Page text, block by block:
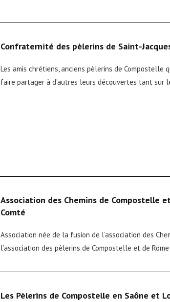
Confraternité des pèlerins de Saint-
Les amis chrétiens, anciens pèlerins de
faire partager à d’autres leurs découvertes tant sur
Association des Chemins de Compostelle
Comté
Association née de la fusion de l’association des
l’association des pèlerins de Compostelle et de
Les Pèlerins de Compostelle en Saône et